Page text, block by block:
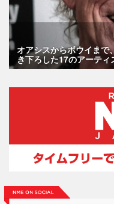
オアシスからボウイまで
き下ろした17のアーティ